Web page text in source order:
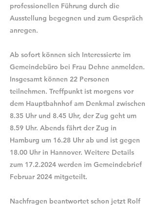
professionellen Führung durch die
Ausstellung begegnen und zum Gespräch
anregen.
Ab sofort können sich Interessierte im
Gemeindebüro bei Frau Dehne anmelden.
Insgesamt können 22 Personen
teilnehmen. Treffpunkt ist morgens vor
dem Hauptbahnhof am Denkmal zwischen
8.35 Uhr und 8.45 Uhr, der Zug geht um
8.59 Uhr. Abends fährt der Zug in
Hamburg um 16.28 Uhr ab und ist gegen
18.00 Uhr in Hannover. Weitere Details
zum 17.2.2024 werden im Gemeindebrief
Februar 2024 mitgeteilt.
Nachfragen beantwortet schon jetzt Rolf